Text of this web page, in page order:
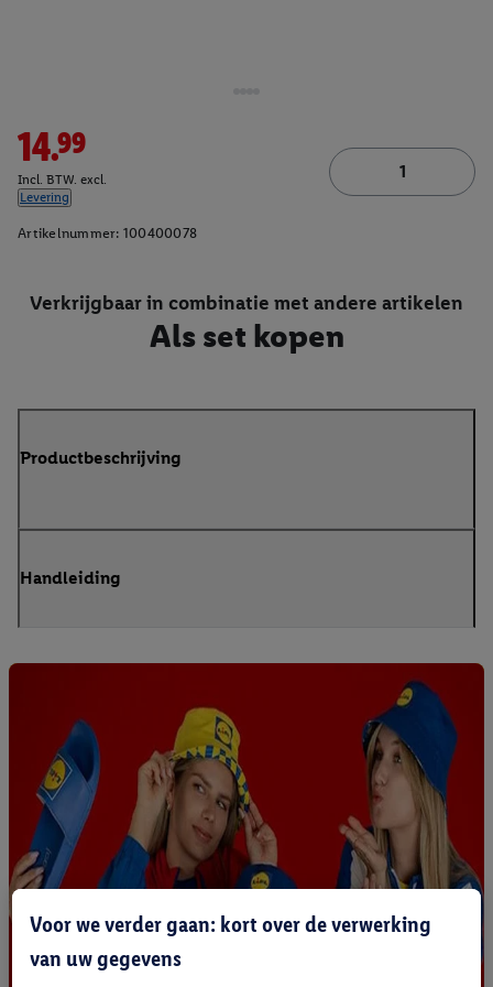
14.99
Incl. BTW. excl.
Levering
Artikelnummer: 100400078
Verkrijgbaar in combinatie met andere artikelen
Als set kopen
Productbeschrijving
Handleiding
Voor we verder gaan: kort over de verwerking
van uw gegevens